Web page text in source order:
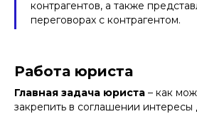
контрагентов, а также
переговорах с контрагентом.
Работа юриста
Главная задача юриста – как
закрепить в соглашении интересы